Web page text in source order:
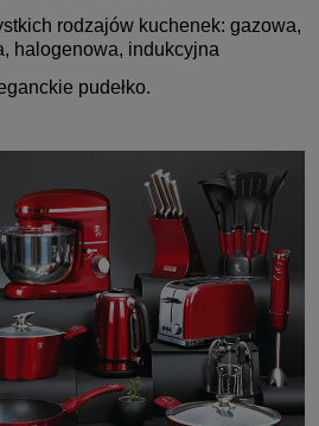
rodzajów kuchenek: gazowa,
halogenowa, indukcyjna
pudełko.